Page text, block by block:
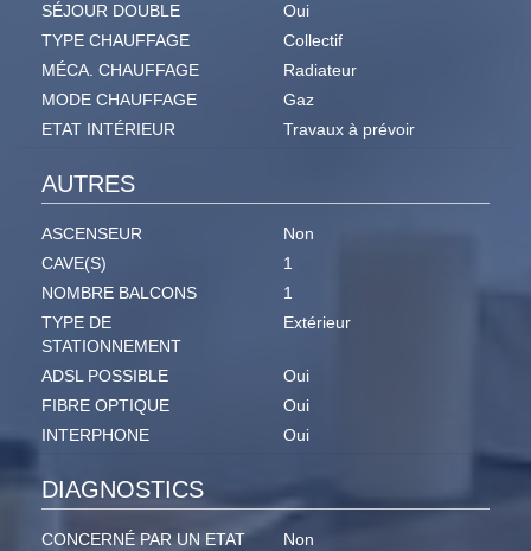
SÉJOUR DOUBLE
Oui
TYPE CHAUFFAGE
Collectif
MÉCA. CHAUFFAGE
Radiateur
MODE CHAUFFAGE
Gaz
ETAT INTÉRIEUR
Travaux à prévoir
AUTRES
ASCENSEUR
Non
CAVE(S)
1
NOMBRE BALCONS
1
TYPE DE
STATIONNEMENT
Extérieur
ADSL POSSIBLE
Oui
FIBRE OPTIQUE
Oui
INTERPHONE
Oui
DIAGNOSTICS
CONCERNÉ PAR UN ETAT
Non